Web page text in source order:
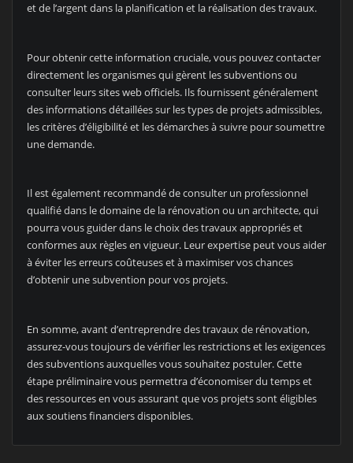
et de l’argent dans la planification et la réalisation des travaux.
Pour obtenir cette information cruciale, vous pouvez contacter
directement les organismes qui gèrent les subventions ou
consulter leurs sites web officiels. Ils fournissent généralement
des informations détaillées sur les types de projets admissibles,
les critères d’éligibilité et les démarches à suivre pour soumettre
une demande.
Il est également recommandé de consulter un professionnel
qualifié dans le domaine de la rénovation ou un architecte, qui
pourra vous guider dans le choix des travaux appropriés et
conformes aux règles en vigueur. Leur expertise peut vous aider
à éviter les erreurs coûteuses et à maximiser vos chances
d’obtenir une subvention pour vos projets.
En somme, avant d’entreprendre des travaux de rénovation,
assurez-vous toujours de vérifier les restrictions et les exigences
des subventions auxquelles vous souhaitez postuler. Cette
étape préliminaire vous permettra d’économiser du temps et
des ressources en vous assurant que vos projets sont éligibles
aux soutiens financiers disponibles.